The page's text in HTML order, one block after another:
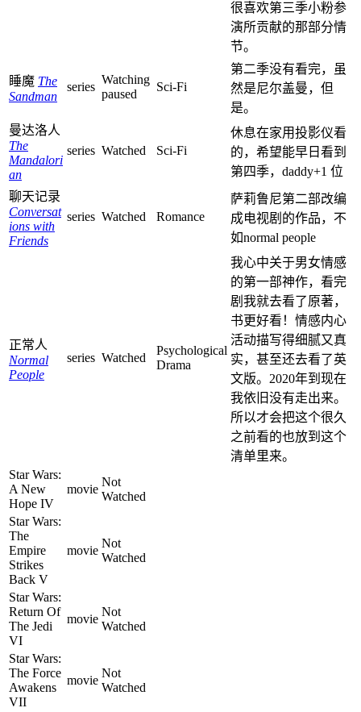
很喜欢第三季小粉参
演所贡献的那部分情
节。
睡魔 The
Sandman
series
Watching
paused
Sci-Fi
第二季没有看完，虽
然是尼尔盖曼，但
是。
曼达洛人
The
Mandalori
an
series Watched Sci-Fi
休息在家用投影仪看
的，希望能早日看到
第四季，daddy+1 位
聊天记录
Conversat
ions with
Friends
series Watched Romance
萨莉鲁尼第二部改编
成电视剧的作品，不
如normal people
正常人
Normal
People
series Watched
Psychological
Drama
我心中关于男女情感
的第一部神作，看完
剧我就去看了原著，
书更好看！情感内心
活动描写得细腻又真
实，甚至还去看了英
文版。2020年到现在
我依旧没有走出来。
所以才会把这个很久
之前看的也放到这个
清单里来。
Star Wars:
A New
Hope IV
movie
Not
Watched
Star Wars:
The
Empire
Strikes
Back V
movie
Not
Watched
Star Wars:
Return Of
The Jedi
VI
movie
Not
Watched
Star Wars:
The Force
Awakens
VII
movie
Not
Watched